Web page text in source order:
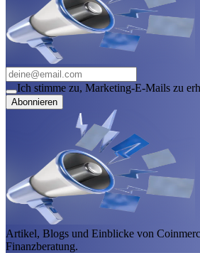
Ich stimme zu, Marketing-E-Mails zu
Abonnieren
Artikel, Blogs und Einblicke von
Finanzberatung.